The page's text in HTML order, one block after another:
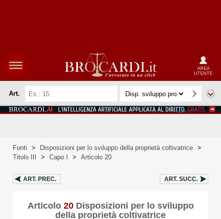
AREA
UTENTE
Art.
Fonti > Disposizioni per lo sviluppo della proprietà coltivatrice >
Titolo III
> Capo I > Articolo 20
ART. PREC. ART. SUCC.
Articolo 20Disposizioni per lo sviluppo
della proprietà coltivatrice